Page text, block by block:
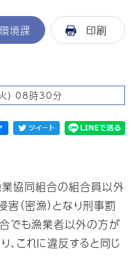
境課 印刷
) 08時30分
協同組合の組合員以外
（密漁）となり刑事罰
でも漁業者以外の方が
これに違反すると同じ